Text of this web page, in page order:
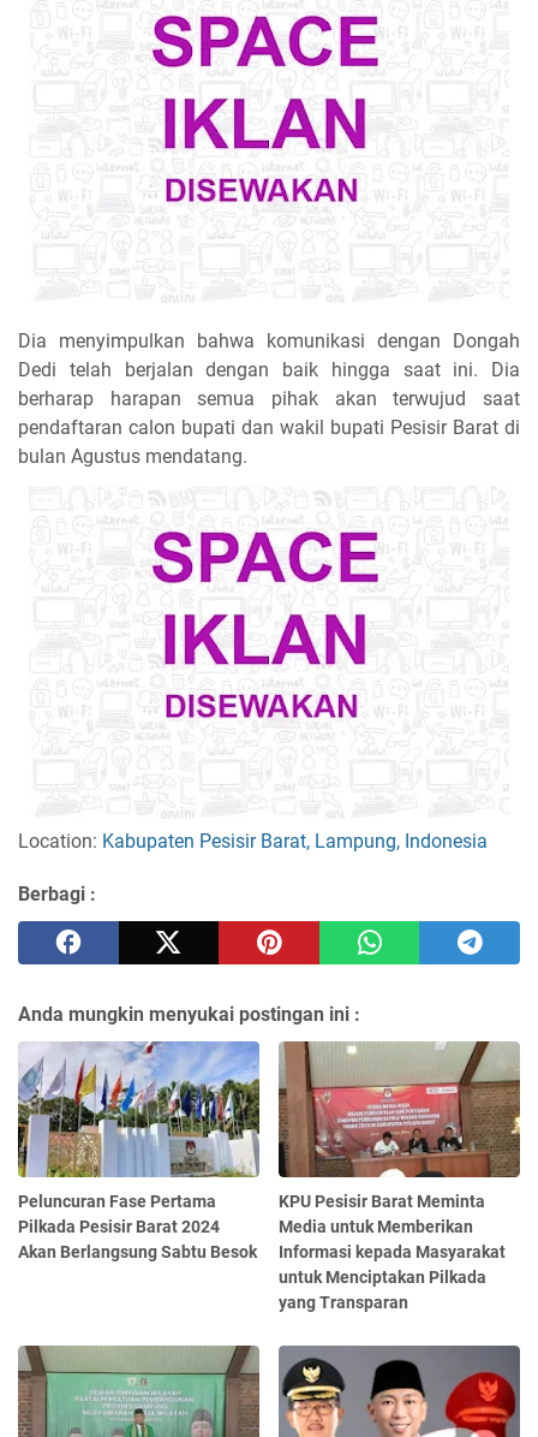
Dia menyimpulkan bahwa komunikasi dengan Dongah
Dedi telah berjalan dengan baik hingga saat ini. Dia
berharap harapan semua pihak akan terwujud saat
pendaftaran calon bupati dan wakil bupati Pesisir Barat di
bulan Agustus mendatang.
Location: Kabupaten Pesisir Barat, Lampung, Indonesia
Berbagi :
Anda mungkin menyukai postingan ini :
Peluncuran Fase Pertama
Pilkada Pesisir Barat 2024
Akan Berlangsung Sabtu Besok
KPU Pesisir Barat Meminta
Media untuk Memberikan
Informasi kepada Masyarakat
untuk Menciptakan Pilkada
yang Transparan